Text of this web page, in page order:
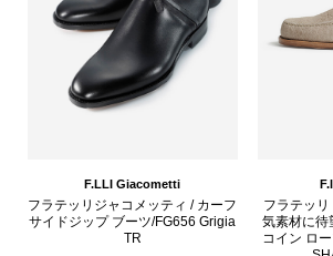
F.LLI Giacometti
フラテッリジャコメッティ / カーフ
サイドジップ ブーツ/FG656 Grigia
TR
フラテッリ
気素材に待
コイン ロ